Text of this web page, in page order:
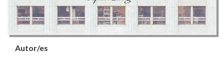
Autor/es